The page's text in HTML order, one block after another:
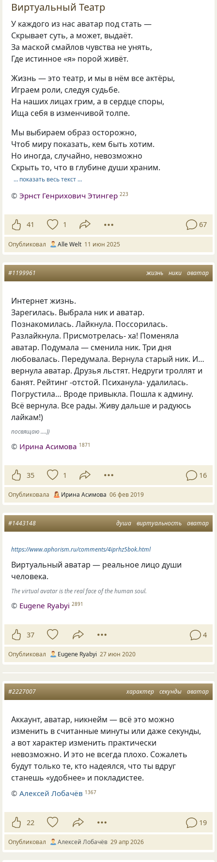
Виртуальный Театр
У каждого из нас аватар под стать —
Скрывает суть, а может, выдаёт.
За маской смайлов чувства не унять,
Где истинное «я» порой живёт.
Жизнь — это театр, и мы в нём все актёры,
Играем роли, следуя судьбе.
На наших лицах грим, а в сердце споры,
Ища себя в изменчивой толпе.
Мы выбираем образ осторожно,
Чтоб миру показать, кем быть хотим.
Но иногда, случайно, невозможно
Скрыть то, что в глубине души храним.
… показать весь текст …
©Эрнст Генрихович Этингер 223
41 1 67
Опубликовал Alle Welt 11 июн 2025
жизнь ники аватар
#1199961
Интернет жизнь.
Зарегилась. Выбрала ник и аватар.
Познакомилась. Лайкнула. Поссорилась.
Разлайкнула. Присмотрелась- ха! Поменяла
аватар. Подумала — сменила ник. Три дня
любовалась. Передумала. Вернула старый ник. И…
вернула аватар. Друзья льстят. Недруги троллят и
банят. Рейтинг -отстой. Психанула- удалилась.
Погрустила… Вроде привыкла. Пошла к админу.
Всё вернула. Все рады. Живу дальше и радуюсь
лайкам!)
посвящаю ....))
© Ирина Асимова 1871
35 1 16
Опубликовала Ирина Асимова 06 фев 2019
душа виртуальность аватар
#1443148
https://www.aphorism.ru/comments/4iprhz5bok.html
Виртуальный аватар — реальное лицо души
человека.
The virtual avatar is the real face of the human soul.
© Eugene Ryabyi 2891
37 4
Опубликовал Eugene Ryabyi 27 июн 2020
характер секунды аватар
#2227007
Аккаунт, аватар, никнейм — всё это можно
изменить в считанные минуты или даже секунды,
а вот характер изменить практически
невозможно. И это не всегда плохо. Сожалеть
будут только те, кто надеялся, что ты вдруг
станешь «удобнее» и покладистее.
©Алексей Лобачёв 1367
22 19
Опубликовал Алексей Лобачёв 29 апр 2026